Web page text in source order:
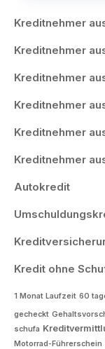
Kreditnehmer
Kreditnehmer
Kreditnehmer
Kreditnehmer
Kreditnehmer
Kreditnehmer
Autokredit
Kredit ohne
1 Monat Laufzeit 60
gecheckt
schufa
Motorrad-Führerschein